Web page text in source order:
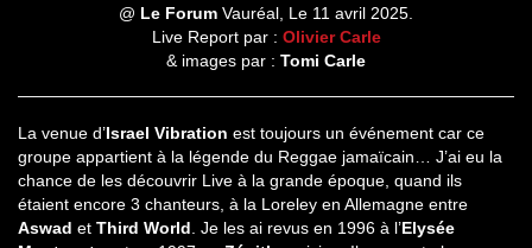
@ Le Forum Vauréal, Le 11 avril 2025.
Live Report par : Olivier Carle
& images par : Tomi Carle
La venue d’Israel Vibration est toujours un événement car ce
groupe appartient à la légende du Reggae jamaïcain… J’ai eu la
chance de les découvrir Live à la grande époque, quand ils
étaient encore 3 chanteurs, à la Loreley en Allemagne entre
Aswad et Third World . Je les ai revus en 1996 à l’Elysée